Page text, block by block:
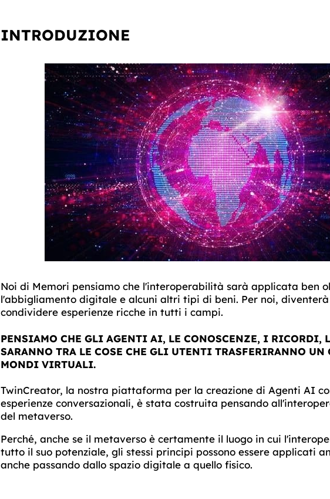
INTRODUZIONE
Noi di Memori pensiamo che l'interoperabilità sarà applicata ben
l'abbigliamento digitale e alcuni altri tipi di beni. Per noi, diventerà
condividere esperienze ricche in tutti i campi.
PENSIAMO CHE GLI AGENTI AI, LE CONOSCENZE, I RICORDI,
SARANNO TRA LE COSE CHE GLI UTENTI TRASFERIRANNO
MONDI VIRTUALI.
TwinCreator, la nostra piattaforma per la creazione di Agenti AI
esperienze conversazionali, è stata costruita pensando
del metaverso.
Perché, anche se il metaverso è certamente il luogo in cui
tutto il suo potenziale, gli stessi principi possono essere applicati
anche passando dallo spazio digitale a quello fisico.